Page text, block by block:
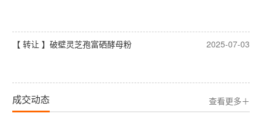
【 转让 】破壁灵芝孢富硒酵母粉 2025-07-03
成交动态 查看更多＋